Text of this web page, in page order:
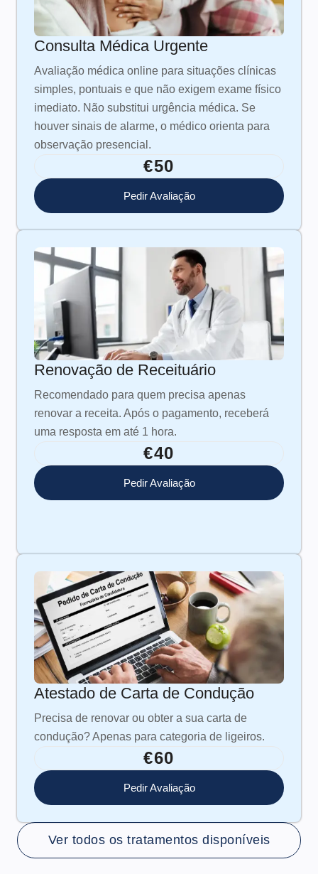
Consulta Médica Urgente
Avaliação médica online para situações clínicas
simples, pontuais e que não exigem exame físico
imediato. Não substitui urgência médica. Se
houver sinais de alarme, o médico orienta para
observação presencial.
€50
Pedir Avaliação
Renovação de Receituário
Recomendado para quem precisa apenas
renovar a receita. Após o pagamento, receberá
uma resposta em até 1 hora.
€40
Pedir Avaliação
Atestado de Carta de Condução
Precisa de renovar ou obter a sua carta de
condução? Apenas para categoria de ligeiros.
€60
Pedir Avaliação
Ver todos os tratamentos disponíveis